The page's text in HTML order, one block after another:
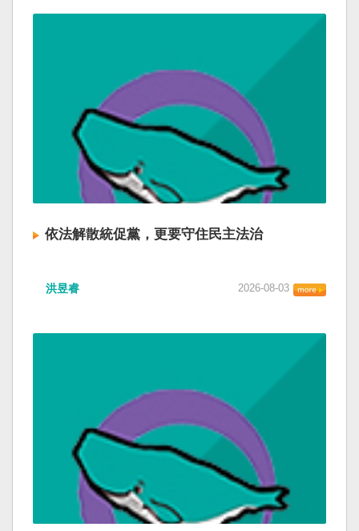
依法解散統促黨，更要守住民主法治
洪昱睿 2026-08-03